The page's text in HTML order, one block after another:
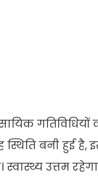
स्थिति बनी हुई
उत्तम